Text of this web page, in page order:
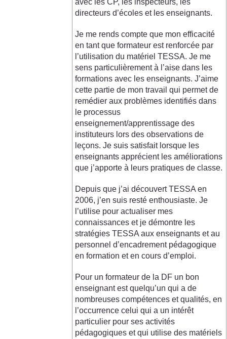
avec les CP, les inspecteurs, les
directeurs d’écoles et les enseignants.
Je me rends compte que mon efficacité
en tant que formateur est renforcée par
l’utilisation du matériel TESSA. Je me
sens particulièrement à l’aise dans les
formations avec les enseignants. J’aime
cette partie de mon travail qui permet de
remédier aux problèmes identifiés dans
le processus
enseignement/apprentissage des
instituteurs lors des observations de
leçons. Je suis satisfait lorsque les
enseignants apprécient les améliorations
que j’apporte à leurs pratiques de classe.
Depuis que j’ai découvert TESSA en
2006, j’en suis resté enthousiaste. Je
l’utilise pour actualiser mes
connaissances et je démontre les
stratégies TESSA aux enseignants et au
personnel d’encadrement pédagogique
en formation et en cours d’emploi.
Pour un formateur de la DF un bon
enseignant est quelqu’un qui a de
nombreuses compétences et qualités, en
l’occurrence celui qui a un intérêt
particulier pour ses activités
pédagogiques et qui utilise des matériels